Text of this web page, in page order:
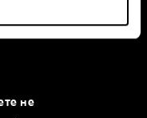
data is processed
кои ги
не